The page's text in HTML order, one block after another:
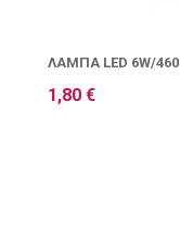
ΛΆΜΠΑ LED 6W/460
1,80 €